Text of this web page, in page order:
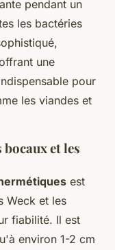
pendant un
les bactéries
une
pour
les viandes et
et les
est
Weck et les
fiabilité. Il est
environ 1-2 cm